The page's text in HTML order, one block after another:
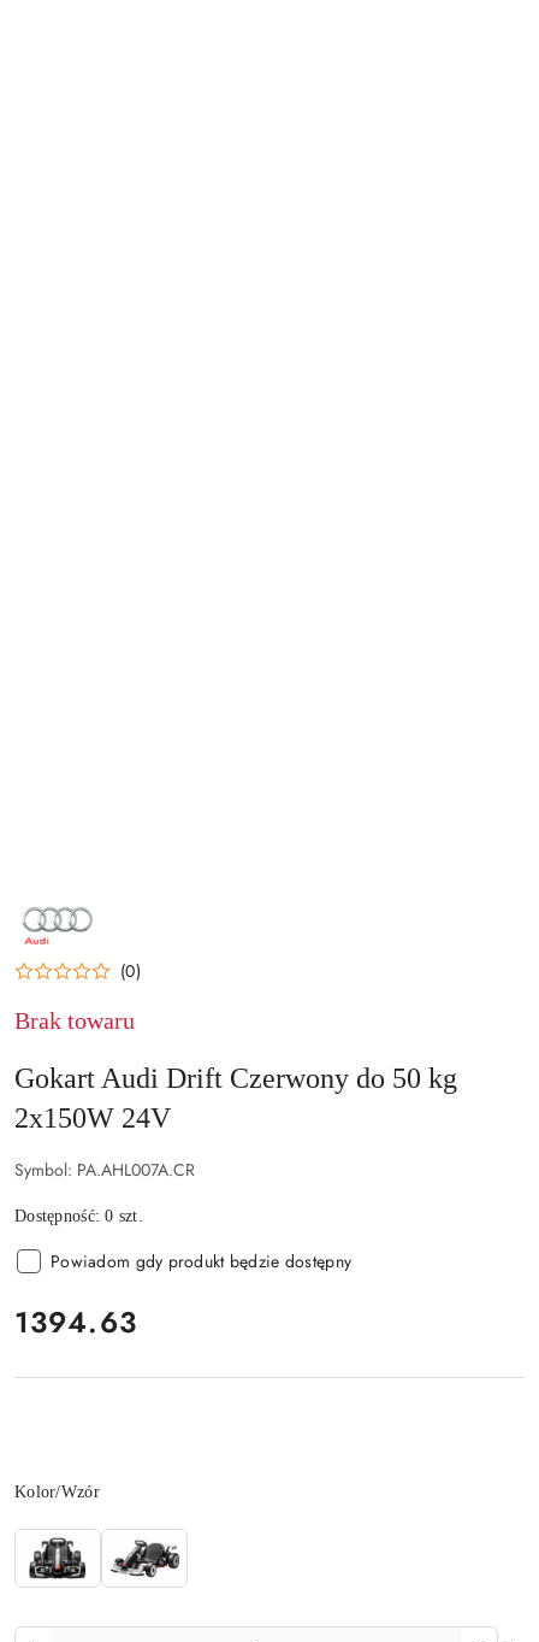
NAZWA
PRODUCENTA:
AUDI
(0)
Brak towaru
Gokart Audi Drift Czerwony do 50 kg
2x150W 24V
Symbol: PA.AHL007A.CR
Dostępność:0 szt.
Powiadom gdy produkt będzie dostępny
cena:
1394.63
Wariant
Kolor/Wzór